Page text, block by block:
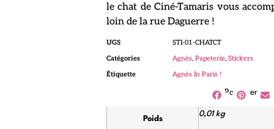
le chat de Ciné-Tamaris vous
loin de la rue Daguerre !
UGS
STI-01-CHATCT
Catégories
Agnès, Papeterie, Stickers
Étiquette
Agnès In Paris !
Partager
Poids
0,01 kg